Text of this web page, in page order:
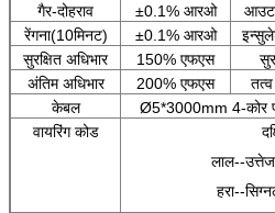
गैर-दोहराव
±0.1% आरओ
रेंगना(10मिनट)
±0.1% आरओ
सुरक्षित अधिभार
150% एफएस
अंतिम अधिभार
200% एफएस तत्व
केबल
Ø5*3000mm 4-कोर
वायरिंग कोड
लाल--
हरा--